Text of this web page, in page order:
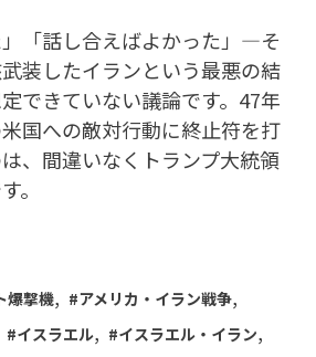
」「話し合えばよかった」—そ
装したイランという最悪の結
できていない議論です。47年
国への敵対行動に終止符を打
、間違いなくトランプ大統領
。
爆撃機
アメリカ・イラン戦争
イスラエル イスラエル・イラン